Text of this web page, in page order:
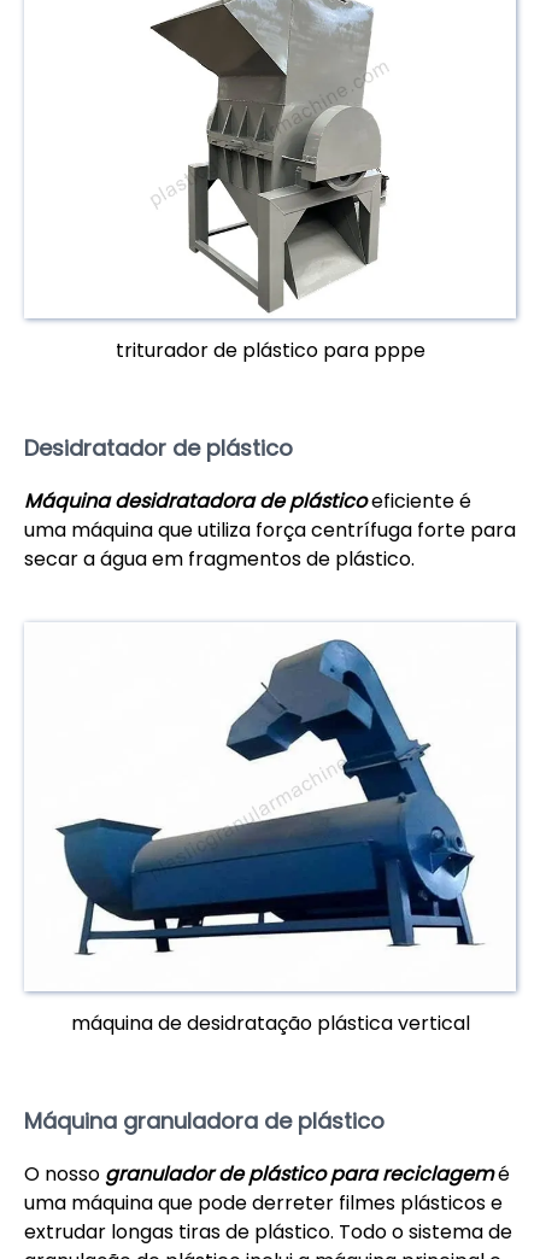
triturador de plástico para pppe
Desidratador de plástico
Máquina desidratadora de plásticoeficiente é
uma máquina que utiliza força centrífuga forte para
secar a água em fragmentos de plástico.
máquina de desidratação plástica vertical
Máquina granuladora de plástico
O nosso granulador de plástico para reciclagemé
uma máquina que pode derreter filmes plásticos e
extrudar longas tiras de plástico. Todo o sistema de